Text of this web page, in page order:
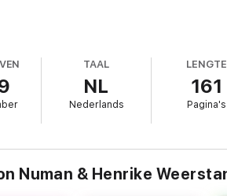
daar moeite voor te doen.
TAAL
NL
Nederlands
LENGTE
161
Pagina's
Numan & Henrike